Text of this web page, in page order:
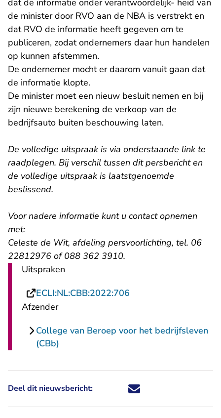
dat de informatie onder verantwoordelijk- heid van
de minister door RVO aan de NBA is verstrekt en
dat RVO de informatie heeft gegeven om te
publiceren, zodat ondernemers daar hun handelen
op kunnen afstemmen.
De ondernemer mocht er daarom vanuit gaan dat
de informatie klopte.
De minister moet een nieuw besluit nemen en bij
zijn nieuwe berekening de verkoop van de
bedrijfsauto buiten beschouwing laten.
De volledige uitspraak is via onderstaande link te
raadplegen. Bij verschil tussen dit persbericht en
de volledige uitspraak is laatstgenoemde
beslissend.
Voor nadere informatie kunt u contact opnemen
met:
Celeste de Wit, afdeling persvoorlichting, tel. 06
22812976 of 088 362 3910.
Uitspraken
ECLI:NL:CBB:2022:706
Afzender
College van Beroep voor het bedrijfsleven
(CBb)
Deel dit nieuwsbericht: Deel dit nieuwsbericht via X -
Deel dit nieuwsbericht via
Deel dit nieuwsbericht
Deel dit